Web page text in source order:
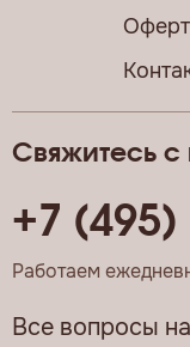
Свяжитесь с
+7 (495)
Работаем
Все вопросы